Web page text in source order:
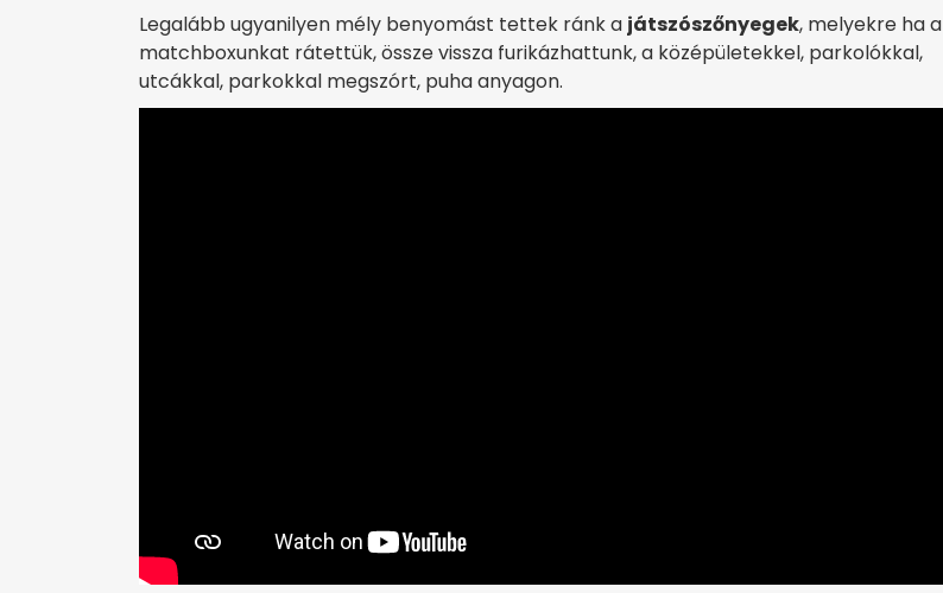
Legalább ugyanilyen mély benyomást tettek ránk a játszószőnyegek, melyekre ha a
matchboxunkat rátettük, össze vissza furikázhattunk, a középületekkel, parkolókkal,
utcákkal, parkokkal megszórt, puha anyagon.